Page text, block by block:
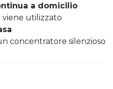
a domicilio
viene utilizzato
concentratore silenzioso